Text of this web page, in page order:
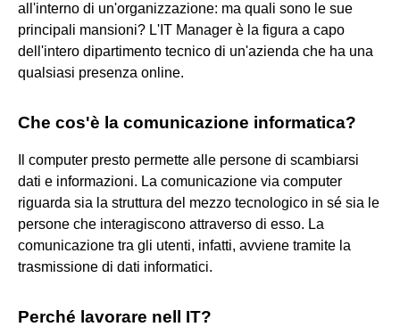
all'interno di un'organizzazione: ma quali sono le sue
principali mansioni? L'IT Manager è la figura a capo
dell'intero dipartimento tecnico di un'azienda che ha una
qualsiasi presenza online.
Che cos'è la comunicazione informatica?
Il computer presto permette alle persone di scambiarsi
dati e informazioni. La comunicazione via computer
riguarda sia la struttura del mezzo tecnologico in sé sia le
persone che interagiscono attraverso di esso. La
comunicazione tra gli utenti, infatti, avviene tramite la
trasmissione di dati informatici.
Perché lavorare nell IT?